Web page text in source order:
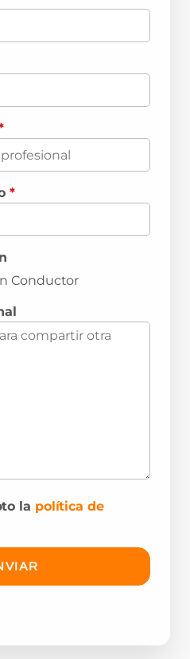
*
Conductor
la política de